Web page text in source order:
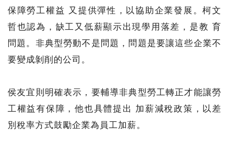
保障勞工權益 又提供彈性，以協助企業發展。柯文
哲也認為，缺工又低薪顯示出現學用落差，是教 育
問題。非典型勞動不是問題，問題是要讓這些企業不
要變成剝削的公司。
侯友宜則明確表示，要輔導非典型勞工轉正才能讓勞
工權益有保障，他也具體提出 加薪減稅政策，以差
別稅率方式鼓勵企業為員工加薪。